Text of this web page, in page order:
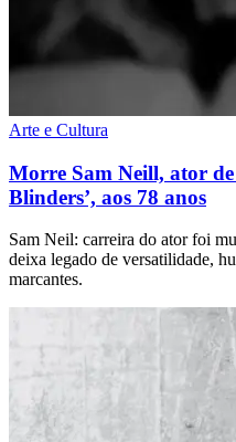
Arte e Cultura
Morre Sam Neill, ator de
Blinders’, aos 78 anos
Sam Neil: carreira do ator foi
deixa legado de versatilidade,
marcantes.